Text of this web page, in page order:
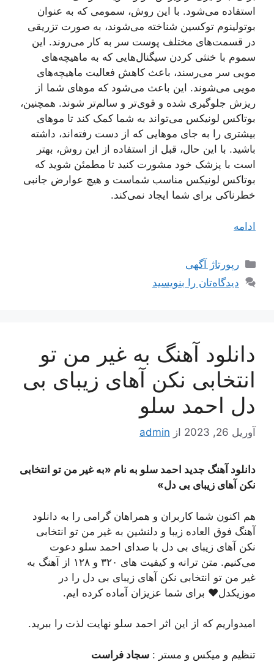
استفاده می‌شود. با این روش، سمومی که به عنوان
بوتولینوم توکسین شناخته می‌شوند، به صورت تزریقی
در قسمت‌های مختلف پوست سر به کار می‌روند. این
سموم با خنثی کردن سیگنال‌هایی که به ماهیچه‌های
مویی سر می‌رسند، باعث کاهش فعالیت ماهیچه‌های
مویی می‌شوند. این باعث می‌شود که موهای شما از
ریزش جلوگیری شده و قوی‌تر و سالم‌تر شوند. همچنین،
بوتاکس لونیکس می‌تواند به شما کمک کند تا موهای
بیشتری را به جای موهایی که از دست رفته‌اند، داشته
باشید. با این حال، قبل از استفاده از این روش، بهتر
است با پزشک خود مشورت کنید تا مطمئن شوید که
بوتاکس لونیکس مناسب شماست و هیچ عوارض جانبی
خطرناکی برای شما ایجاد نمی‌کند.
ادامه
دسته‌ها
رپورتاژ آگهی
دیدگاه‌تان را بنویسید
دانلود آهنگ به غیر من تو
انتخابی نکن آهای زیبای بی
دل احمد سلو
آوریل 26, 2023 از admin
دانلود آهنگ جدید احمد سلو به نام «به غیر من تو انتخابی
نکن آهای زیبای بی دل»
هم اکنون شما کاربران و همراهان گرامی را به دانلود
آهنگ فوق العاده زیبا و دلنشین به غیر من تو انتخابی
نکن آهای زیبای بی دل با صدای احمد سلو دعوت
می‌کنیم. متن ترانه و کیفیت های ۳۲۰ و ۱۲۸ از آهنگ به
غیر من تو انتخابی نکن آهای زیبای بی دل را در
موزیکدل♥ برای شما عزیزان آماده کرده ایم.
امیدواریم که از این اثر احمد سلو نهایت لذت را ببرید.
تنظیم و میکس و مستر : سجاد فراست